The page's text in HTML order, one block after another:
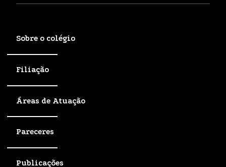
Sobre o colégio
Filiação
Áreas de Atuação
Pareceres
Publicações